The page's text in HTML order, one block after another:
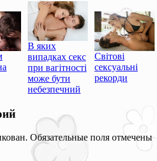
В яких
випадках секс
при вагітності
може бути
небезпечний
Світові
сексуальні
рекорди
Обязательные поля отмечены